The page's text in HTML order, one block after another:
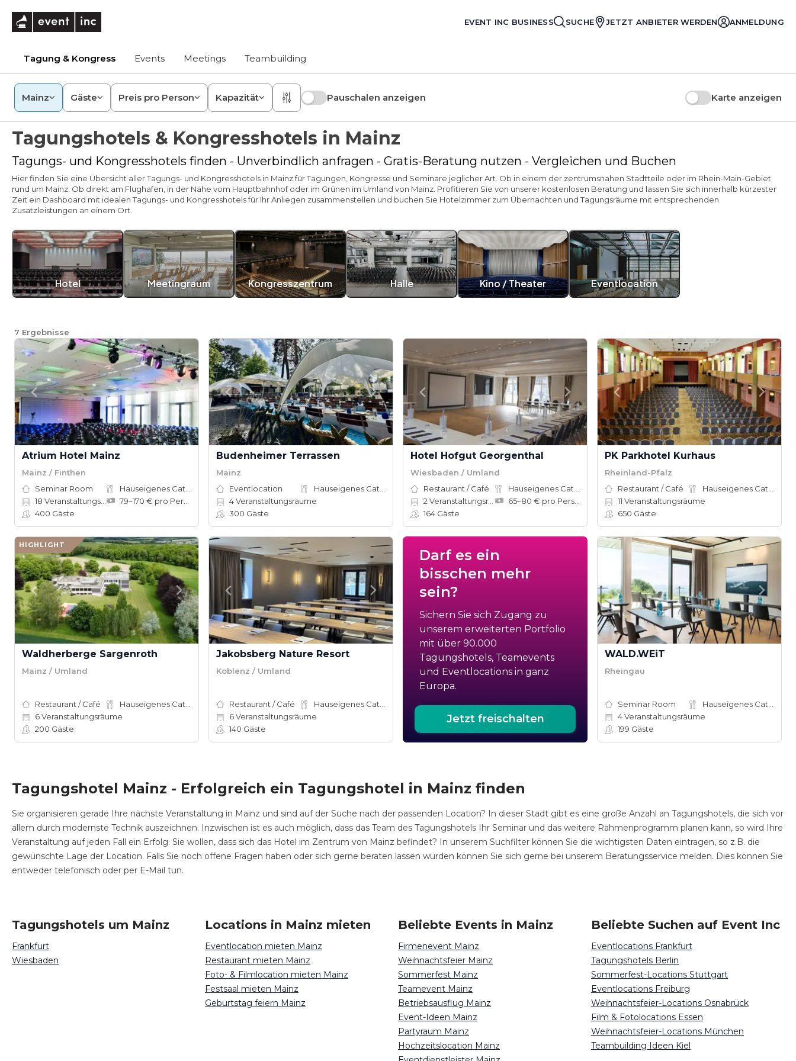
EVENT INC BUSINESS SUCHE JETZT ANBIETER WERDEN ANMELDUNG
Tagung & Kongress Events Meetings Teambuilding
Mainz Gäste Preis pro Person Kapazität Pauschalen anzeigen Karte anzeigen
Tagungshotels & Kongresshotels in Mainz
Tagungs- und Kongresshotels finden - Unverbindlich anfragen - Gratis-Beratung nutzen - Vergleichen und Buchen
Hier finden Sie eine Übersicht aller Tagungs- und Kongresshotels in Mainz für Tagungen, Kongresse und Seminare jeglicher Art. Ob in einem der zentrumsnahen Stadtteile oder im Rhein-Main-Gebiet
rund um Mainz. Ob direkt am Flughafen, in der Nähe vom Hauptbahnhof oder im Grünen im Umland von Mainz. Profitieren Sie von unserer kostenlosen Beratung und lassen Sie sich innerhalb kürzester
Zeit ein Dashboard mit idealen Tagungs- und Kongresshotels für Ihr Anliegen zusammenstellen und buchen Sie Hotelzimmer zum Übernachten und Tagungsräume mit entsprechenden
Zusatzleistungen an einem Ort.
Hotel Meetingraum Kongresszentrum Halle Kino / Theater Eventlocation
7 Ergebnisse
Atrium Hotel Mainz
Mainz / Finthen
Seminar Room
18 Veranstaltungsräume
400 Gäste
Budenheimer Terrassen
Mainz
Eventlocation
4Veranstaltungsräume
300 Gäste
Hotel Hofgut Georgenthal
Wiesbaden / Umland
Restaurant / Café
2 Veranstaltungsräume
164 Gäste
PK Parkhotel Kurhaus
Rheinland-Pfalz
Restaurant / Café
11 Veranstaltungsräume
650 Gäste
HIGHLIGHT
Waldherberge Sargenroth
Mainz / Umland
Restaurant / Café
6Veranstaltungsräume
200 Gäste
Jakobsberg Nature Resort
Koblenz / Umland
Restaurant / Café
6Veranstaltungsräume
140 Gäste
Darf es ein
bisschen mehr
sein?
Sichern Sie sich Zugang zu
unserem erweiterten Portfolio
mit über 90.000
Tagungshotels, Teamevents
und Eventlocations in ganz
Europa.
Jetzt freischalten
WALD.WEiT
Rheingau
Seminar Room
4Veranstaltungsräume
199 Gäste
Tagungshotel Mainz - Erfolgreich ein Tagungshotel in Mainz finden
Sie organisieren gerade Ihre nächste Veranstaltung in Mainz und sind auf der Suche nach der passenden Location? In dieser Stadt gibt es eine große Anzahl an Tagungshotels, die sich vor
allem durch modernste Technik auszeichnen. Inzwischen ist es auch möglich, dass das Team des Tagungshotels Ihr Seminar und das weitere Rahmenprogramm planen kann, so wird Ihre
Veranstaltung auf jeden Fall ein Erfolg. Sie wollen, dass sich das Hotel im Zentrum von Mainz befindet? In unserem Suchfilter können Sie die wichtigsten Daten eintragen, so z.B. die
gewünschte Lage der Location. Falls Sie noch offene Fragen haben oder sich gerne beraten lassen würden können Sie sich gerne bei unserem Beratungsservice melden. Dies können Sie
entweder telefonisch oder per E-Mail tun.
Tagungshotels um Mainz
Frankfurt
Wiesbaden
Locations in Mainz mieten
Eventlocation mieten Mainz
Restaurant mieten Mainz
Foto- & Filmlocation mieten Mainz
Festsaal mieten Mainz
Geburtstag feiern Mainz
Beliebte Events in Mainz
Firmenevent Mainz
Weihnachtsfeier Mainz
Sommerfest Mainz
Teamevent Mainz
Betriebsausflug Mainz
Event-Ideen Mainz
Partyraum Mainz
Hochzeitslocation Mainz
Beliebte Suchen auf Event Inc
Eventlocations Frankfurt
Tagungshotels Berlin
Sommerfest-Locations Stuttgart
Eventlocations Freiburg
Weihnachtsfeier-Locations Osnabrück
Film & Fotolocations Essen
Weihnachtsfeier-Locations München
Teambuilding Ideen Kiel